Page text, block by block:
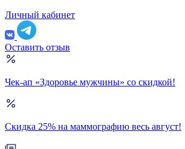
Личный кабинет
Оставить отзыв
Чек-ап «Здоровье мужчины» со скидкой!
Скидка 25% на маммографию весь август!